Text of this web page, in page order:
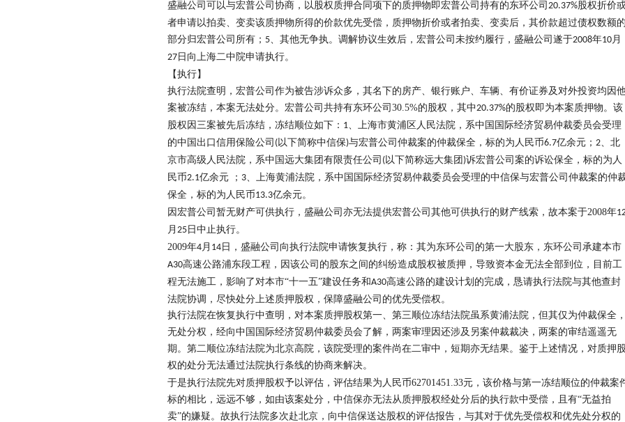
盛融公司可以与宏普公司协商，以股权质押合同项下的质押物即宏普公司持有的东环公司 20.37%股权折价
者申请以拍卖、变卖该质押物所得的价款优先受偿，质押物折价或者拍卖、变卖后，其价款超过债权数额的
部分归宏普公司所有； 5、其他无争执。调解协议生效后，宏普公司未按约履行，盛融公司遂于2008年10月
27 日向上海二中院申请执行。
【执行】
执行法院查明，宏普公司作为被告涉诉众多，其名下的房产、银行账户、车辆、有价证券及对外投资均因
案被冻结，本案无法处分。宏普公司共持有东环公司 30.5%的股权，其中20.37%的股权即为本案质押物。该
股权因三案被先后冻结，冻结顺位如下： 1、上海市黄浦区人民法院，系中国国际经济贸易仲裁委员会受理
的中国出口信用保险公司 (以下简称中信保)与宏普公司仲裁案的仲裁保全，标的为人民币6.7亿余元； 2、北
京市高级人民法院，系中国远大集团有限责任公司 (以下简称远大集团 )诉宏普公司案的诉讼保全，标的为人
民币2.1亿余元 ； 3、上海黄浦法院，系中国国际经济贸易仲裁委员会受理的中信保与宏普公司仲裁案的仲
保全，标的为人民币13.3亿余元。
因宏普公司暂无财产可供执行，盛融公司亦无法提供宏普公司其他可供执行的财产线索，故本案于2008年
月 25 日中止执行。
2009年4月 14 日，盛融公司向执行法院申请恢复执行，称：其为东环公司的第一大股东，东环公司承建本市
A30高速公路浦东段工程，因该公司的股东之间的纠纷造成股权被质押，导致资本金无法全部到位，目前工
程无法施工，影响了对本市“十一五”建设任务和A30高速公路的建设计划的完成，恳请执行法院与其他查封
法院协调，尽快处分上述质押股权，保障盛融公司的优先受偿权。
执行法院在恢复执行中查明，对本案质押股权第一、第三顺位冻结法院虽系黄浦法院，但其仅为仲裁保全，
无处分权，经向中国国际经济贸易仲裁委员会了解，两案审理因还涉及另案仲裁裁决，两案的审结遥遥无
期。第二顺位冻结法院为北京高院，该院受理的案件尚在二审中，短期亦无结果。鉴于上述情况，对质押
权的处分无法通过法院执行条线的协商来解决。
于是执行法院先对质押股权予以评估，评估结果为人民币62701451.33元，该价格与第一冻结顺位的仲裁案
标的相比，远远不够，如由该案处分，中信保亦无法从质押股权经处分后的执行款中受偿，且有“无益拍
卖”的嫌疑。故执行法院多次赴北京，向中信保送达股权的评估报告，与其对于优先受偿权和优先处分权的